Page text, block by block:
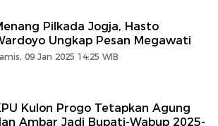
Pilkada Jogja, Hasto
Ungkap Pesan Megawati
09 Jan 2025 14:25 WIB
Kulon Progo Tetapkan Agung
Ambar Jadi Bupati-Wabup 2025-